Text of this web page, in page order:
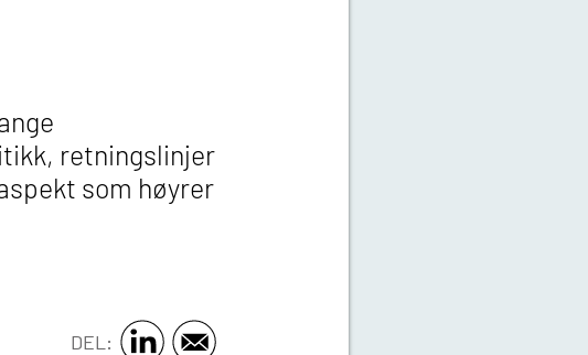
retningslinjer
som høyrer
DEL: